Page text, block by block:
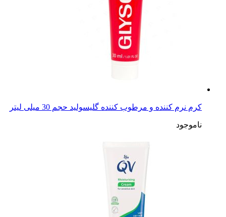
کرم نرم کننده و مرطوب کننده گلیسولید حجم 30 میلی لیتر
ناموجود